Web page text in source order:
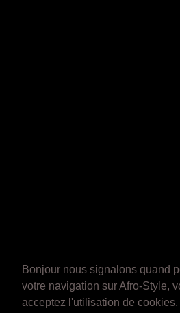
Bonjour nous signalons quand
votre navigation sur Afro-Style,
acceptez l'utilisation de